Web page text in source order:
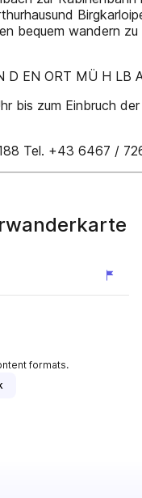
bequem wandern
D EN ORT MÜ H LB
bis zum Einbruch
Tel. +43 6467 /
formats.